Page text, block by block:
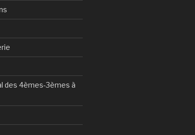
des 4èmes-3èmes à